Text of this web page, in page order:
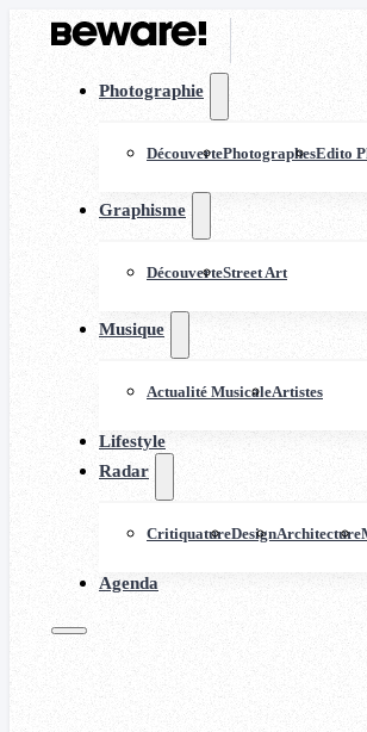
Photographie
DécouvertePhotographesEdito
Graphisme
DécouverteStreet Art
Musique
Actualité MusicaleArtistes
Lifestyle
Radar
CritiquatureDesignArchitecture
Agenda